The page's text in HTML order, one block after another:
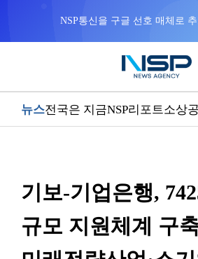
NSP통신을 구글 선호 매체로
뉴스전국은 지금NSP리포트소상
기보-기업은행,
규모 지원체계 구